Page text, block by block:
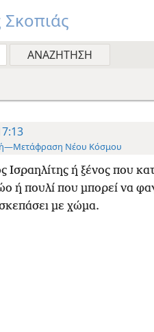
Νέου Κόσμου
Ισραηλίτης ή ξένος που
ή πουλί που μπορεί να
με χώμα.